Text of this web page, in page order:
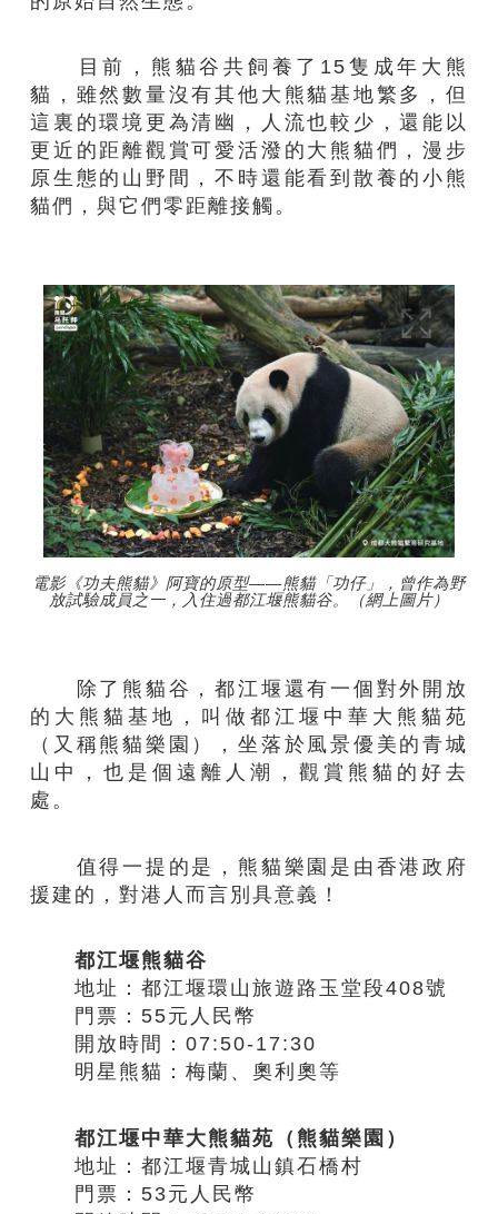
目前，熊貓谷共飼養了15隻成年大熊
貓，雖然數量沒有其他大熊貓基地繁多，但
這裏的環境更為清幽，人流也較少，還能以
更近的距離觀賞可愛活潑的大熊貓們，漫步
原生態的山野間，不時還能看到散養的小熊
貓們，與它們零距離接觸。
電影《功夫熊貓》阿寶的原型——熊貓「功仔」，曾作為野
放試驗成員之一，入住過都江堰熊貓谷。（網上圖片）
除了熊貓谷，都江堰還有一個對外開放
的大熊貓基地，叫做都江堰中華大熊貓苑
（又稱熊貓樂園），坐落於風景優美的青城
山中，也是個遠離人潮，觀賞熊貓的好去
處。
值得一提的是，熊貓樂園是由香港政府
援建的，對港人而言別具意義！
都江堰熊貓谷
地址：都江堰環山旅遊路玉堂段408號
門票：55元人民幣
開放時間：07:50-17:30
明星熊貓：梅蘭、奧利奧等
都江堰中華大熊貓苑（熊貓樂園）
地址：都江堰青城山鎮石橋村
門票：53元人民幣